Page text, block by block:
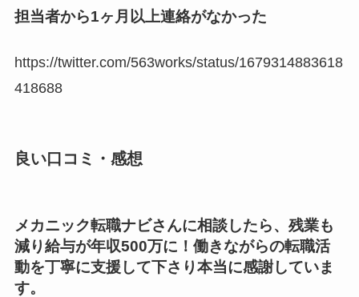
担当者から1ヶ月以上連絡がなかった
https://twitter.com/563works/status/1679314883618
418688
良い口コミ・感想
メカニック転職ナビさんに相談したら、残業も
減り給与が年収500万に！働きながらの転職活
動を丁寧に支援して下さり本当に感謝していま
す。